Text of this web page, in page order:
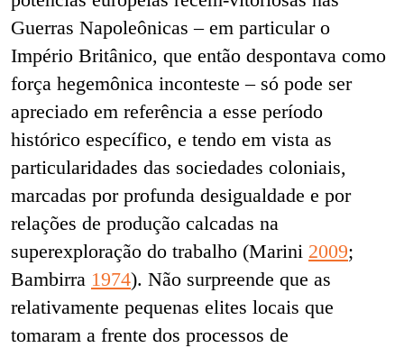
Guerras Napoleônicas – em particular o
Império Britânico, que então despontava como
força hegemônica inconteste – só pode ser
apreciado em referência a esse período
histórico específico, e tendo em vista as
particularidades das sociedades coloniais,
marcadas por profunda desigualdade e por
relações de produção calcadas na
superexploração do trabalho (Marini 2009;
Bambirra 1974). Não surpreende que as
relativamente pequenas elites locais que
tomaram a frente dos processos de